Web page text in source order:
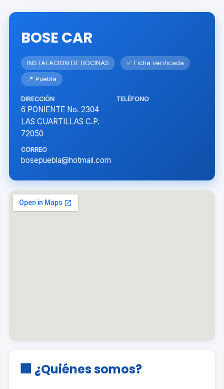
BOSE CAR
INSTALACION DE BOCINAS ✅ Ficha verificada
📍 Puebla
DIRECCIÓN
6 PONIENTE No. 2304
LAS CUARTILLAS C.P.
72050
TELÉFONO
CORREO
bosepuebla@hotmail.com
🏢 ¿Quiénes somos?